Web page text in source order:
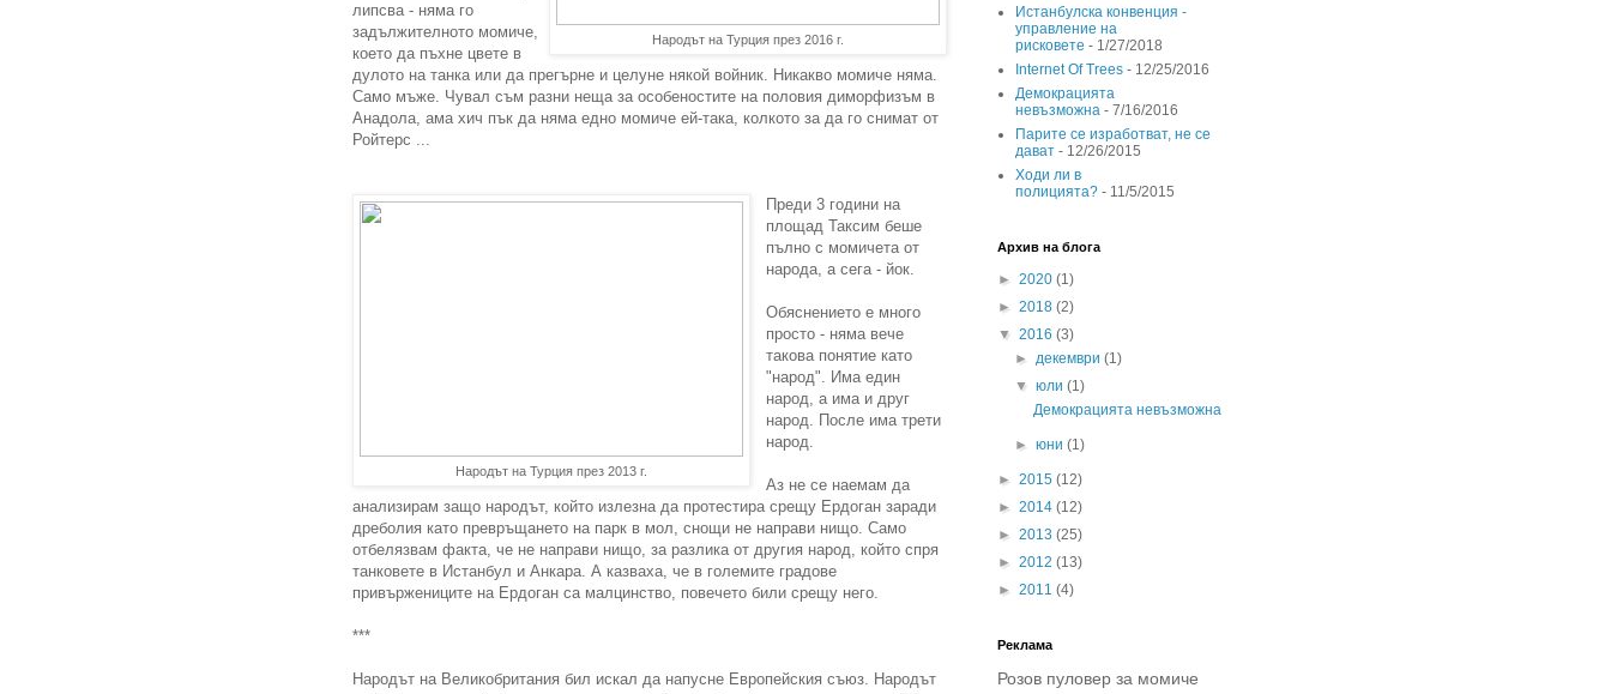
Народът на Турция през 2016 г.
липсва - няма го
задължителното момиче,
което да пъхне цвете в
дулото на танка или да прегърне и целуне някой войник. Никакво момиче няма.
Само мъже. Чувал съм разни неща за особеностите на половия диморфизъм в
Анадола, ама хич пък да няма едно момиче ей-така, колкото за да го снимат от
Ройтерс ...
Народът на Турция през 2013 г.
Преди 3 години на
площад Таксим беше
пълно с момичета от
народа, а сега - йок.
Обяснението е много
просто - няма вече
такова понятие като
"народ". Има един
народ, а има и друг
народ. После има трети
народ.
Аз не се наемам да
анализирам защо народът, който излезна да протестира срещу Ердоган заради
дреболия като превръщането на парк в мол, снощи не направи нищо. Само
отбелязвам факта, че не направи нищо, за разлика от другия народ, който спря
танковете в Истанбул и Анкара. А казваха, че в големите градове
привържениците на Ердоган са малцинство, повечето били срещу него.
***
Народът на Великобритания бил искал да напусне Европейския съюз. Народът
Истанбулска конвенция -
управление на
рисковете - 1/27/2018
Internet Of Trees - 12/25/2016
Демокрацията
невъзможна - 7/16/2016
Парите се изработват, не се
дават - 12/26/2015
Ходи ли в
полицията? - 11/5/2015
Архив на блога
► 2020 (1)
► 2018 (2)
▼ 2016 (3)
►декември(1)
▼юли(1)
Демокрацията невъзможна
►юни(1)
► 2015 (12)
► 2014 (12)
► 2013 (25)
► 2012 (13)
► 2011 (4)
Реклама
Розов пуловер за момиче